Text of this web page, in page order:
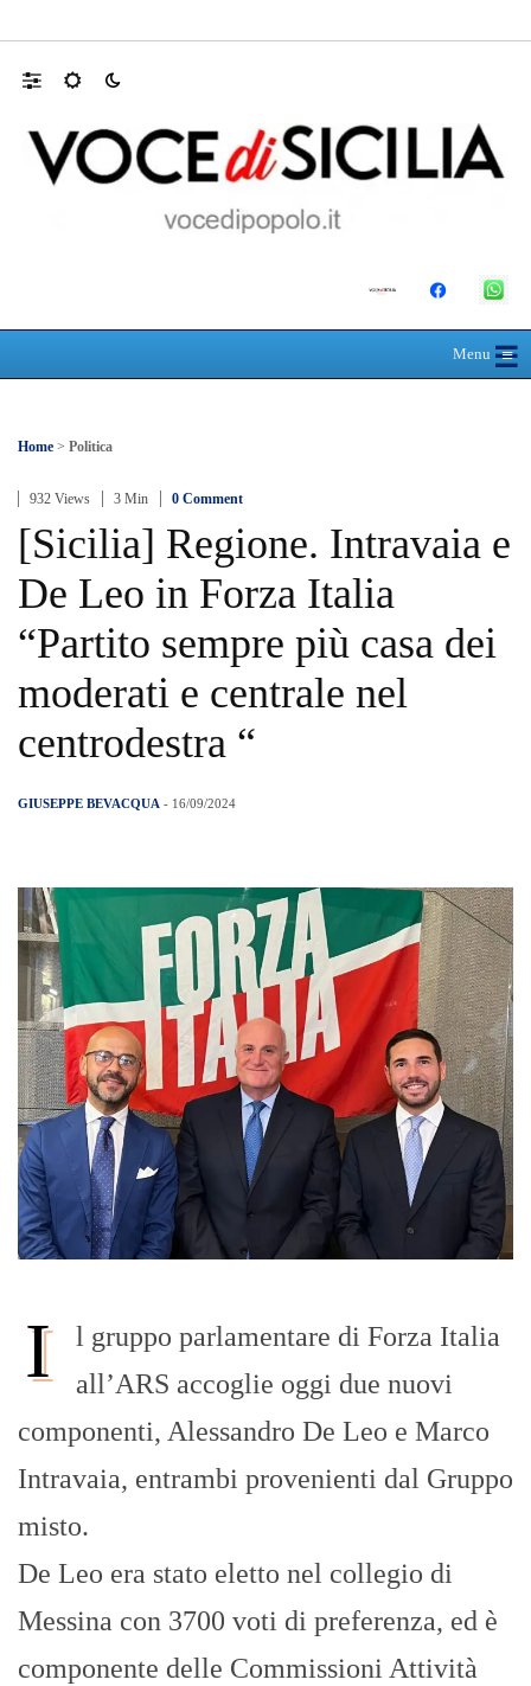
Menu≡
☰
Home > Politica
932 Views 3 Min 0 Comment
[Sicilia] Regione. Intravaia e
De Leo in Forza Italia
“Partito sempre più casa dei
moderati e centrale nel
centrodestra “
GIUSEPPE BEVACQUA - 16/09/2024
I
l gruppo parlamentare di Forza Italia
all’ARS accoglie oggi due nuovi
componenti, Alessandro De Leo e Marco
Intravaia, entrambi provenienti dal Gruppo
misto.
De Leo era stato eletto nel collegio di
Messina con 3700 voti di preferenza, ed è
componente delle Commissioni Attività